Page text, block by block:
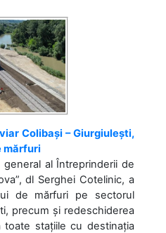
Colibași – Giurgiulești,
mărfuri
al Întreprinderii de
dl Serghei Cotelinic, a
de mărfuri pe sectorul
precum și redeschiderea
toate stațiile cu destinația